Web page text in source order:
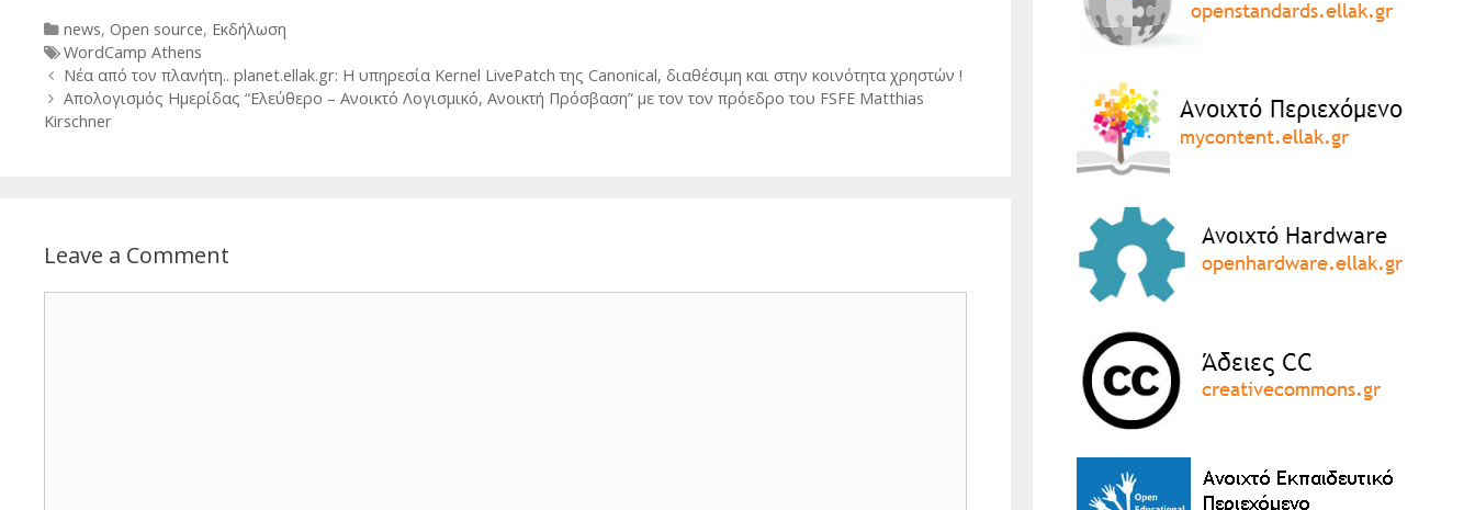
Categories
news, Open source, Εκδήλωση
Tags
WordCamp Athens
Post
navigation
Νέα από τον πλανήτη.. planet.ellak.gr: Η υπηρεσία Kernel LivePatch της Canonical, διαθέσιμη και στην κοινότητα χρηστών !
Απολογισμός Ημερίδας “Ελεύθερο – Ανοικτό Λογισμικό, Ανοικτή Πρόσβαση” με τον τον πρόεδρο του FSFE Matthias
Kirschner
Leave a Comment